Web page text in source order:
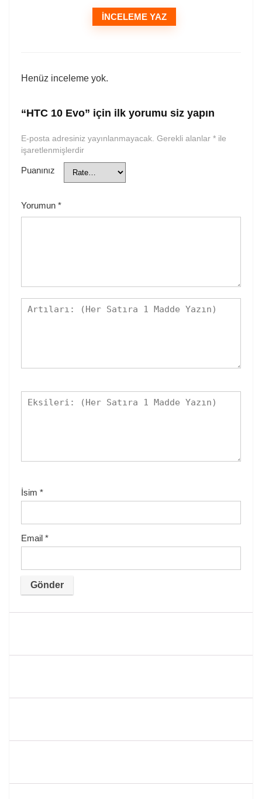
İNCELEME YAZ
Henüz inceleme yok.
“HTC 10 Evo” için ilk yorumu siz yapın
E-posta adresiniz yayınlanmayacak. Gerekli alanlar * ile
işaretlenmişlerdir
Puanınız
Yorumun *
İsim *
Email *